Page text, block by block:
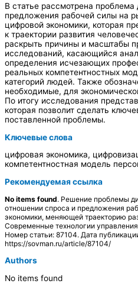
В статье рассмотрена
предложения рабочей силы на
цифровой экономики, которая
к траектории развития
раскрыть причины и масштабы
исследований, касающийся
определения исчезающих
реальных компетентностных
категорий людей. Также
необходимые, для
По итогу исследования
которая позволит сделать
поставленной проблемы.
Ключевые слова
цифровая экономика,
компетентностная модель
Рекомендуемая ссылка
No items found. Решение проблемы
отношении спроса и предложения
экономики, меняющей траекторию
Современные технологии
Номер статьи: 87104. Дата
https://sovman.ru/article/87104/
Authors
No items found